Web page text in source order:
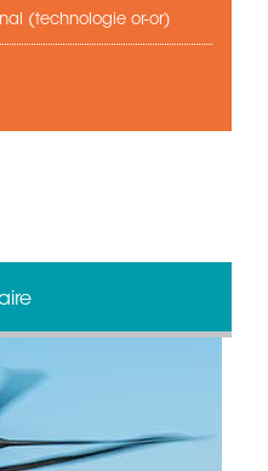
(technologie or-or)